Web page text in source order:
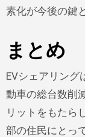
素化が今後の鍵
まとめ
EVシェアリング
動車の総台数削
リットをもたら
部の住民にとっ